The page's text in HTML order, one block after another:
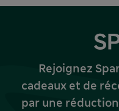
Rejoignez
cadeaux et de
par une réduction